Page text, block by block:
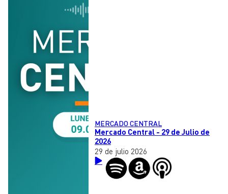
MERCADO CENTRAL
Mercado Central - 29 de Julio de
2026
29 de julio 2026